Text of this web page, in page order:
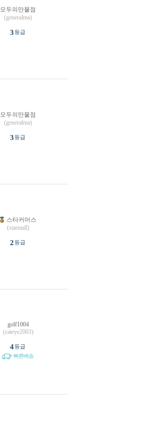
모두의만물점
(generalma)
3등급
모두의만물점
(generalma)
3등급
스타커머스
(starmall)
2등급
golf1004
(cateye2003)
4등급
빠른배송